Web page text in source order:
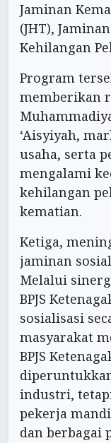
Jaminan
(JHT),
Kehilangan
Program
memberikan
‘Aisyiyah,
usaha, serta
mengalami
kehilangan
kematian.
Ketiga,
jaminan
Melalui
BPJS
sosialisasi
masyarakat
BPJS
industri,
pekerja
dan berbagai